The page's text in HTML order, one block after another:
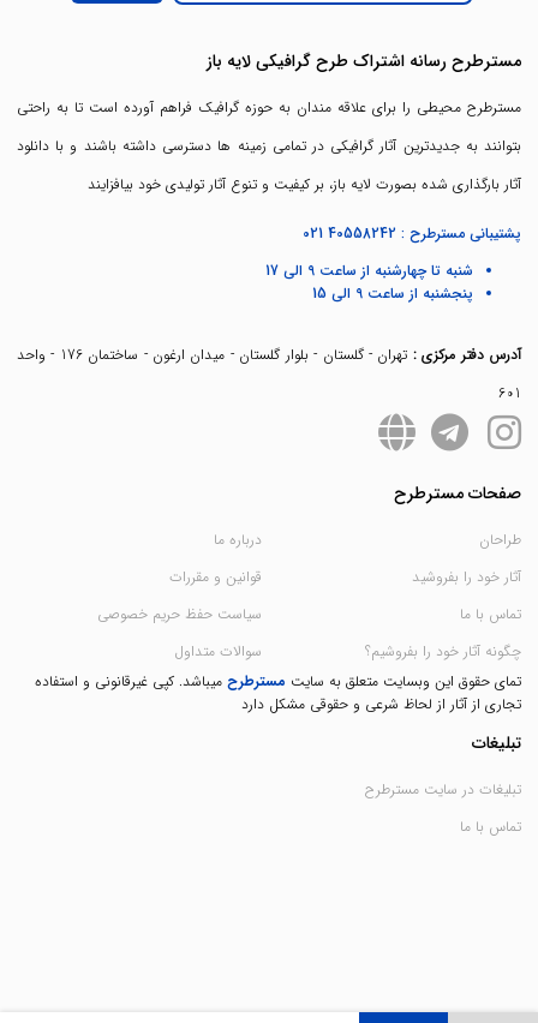
مسترطرح رسانه اشتراک طرح گرافیکی لایه باز
مسترطرح محیطی را برای علاقه مندان به حوزه گرافیک فراهم آورده است تا به راحتی
بتوانند به جدیدترین آثار گرافیکی در تمامی زمینه ها دسترسی داشته باشند و با دانلود
آثار بارگذاری شده بصورت لایه باز، بر کیفیت و تنوع آثار تولیدی خود بیافزایند
پشتیبانی مسترطرح : 021 40558242
شنبه تا چهارشنبه از ساعت 9 الی 17
پنجشنبه از ساعت 9 الی 15
آدرس دفتر مرکزی :
تهران - گلستان - بلوار گلستان - میدان ارغون - ساختمان 176 - واحد
601
صفحات مسترطرح
طراحان
آثار خود را بفروشید
تماس با ما
چگونه آثار خود را بفروشیم؟
درباره ما
قوانین و مقررات
سیاست حفظ حریم خصوصی
سوالات متداول
تمای حقوق این وبسایت متعلق به سایت مسترطرح میباشد. کپی غیرقانونی و استفاده
تجاری از آثار از لحاظ شرعی و حقوقی مشکل دارد
تبلیغات
تبلیغات در سایت مسترطرح
تماس با ما